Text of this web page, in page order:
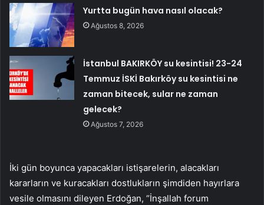
Yurtta bugün hava nasıl olacak?
Ağustos 8, 2026
İstanbul BAKIRKÖY su kesintisi! 23-24
Temmuz İSKİ Bakırköy su kesintisi ne
zaman bitecek, sular ne zaman
gelecek?
Ağustos 7, 2026
İki gün boyunca yapacakları istişarelerin, alacakları
kararların ve kuracakları dostlukların şimdiden hayırlara
vesile olmasını dileyen Erdoğan, “İnşallah forum